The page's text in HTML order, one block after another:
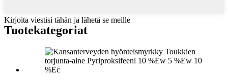
Kirjoita viestisi tähän ja lähetä se meille
Tuotekategoriat